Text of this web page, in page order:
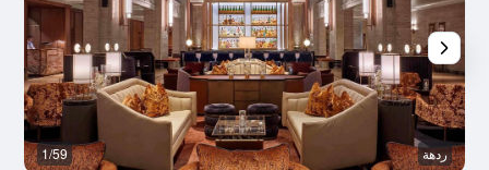
ردهة 1/59